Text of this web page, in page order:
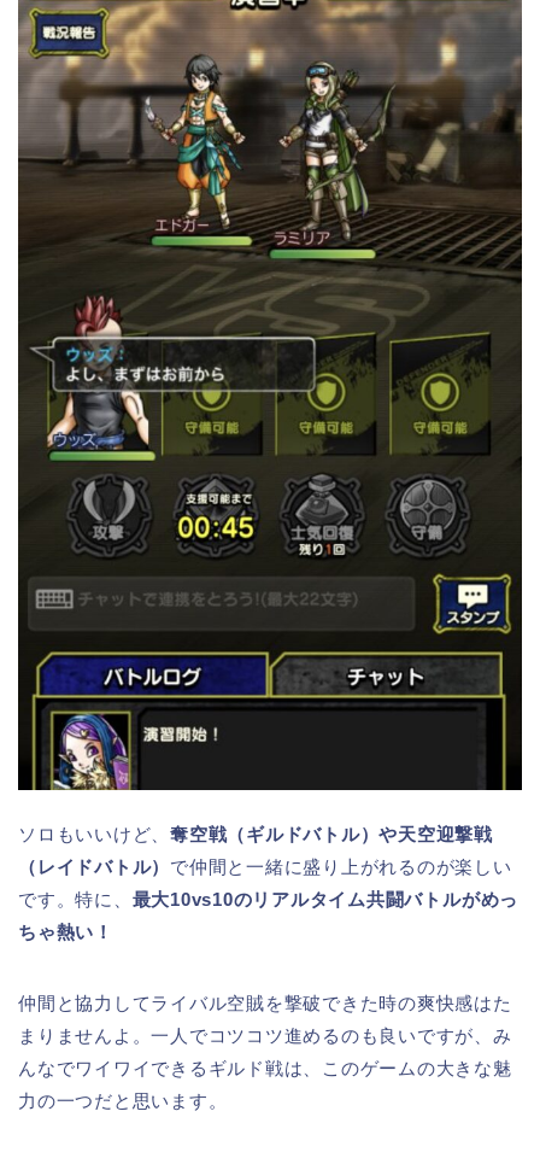
ソロもいいけど、奪空戦（ギルドバトル）や天空迎撃戦
（レイドバトル） で仲間と一緒に盛り上がれるのが楽しい
です。特に、 最大10vs10のリアルタイム共闘バトルがめっ
ちゃ熱い！
仲間と協力してライバル空賊を撃破できた時の爽快感はた
まりませんよ。一人でコツコツ進めるのも良いですが、み
んなでワイワイできるギルド戦は、このゲームの大きな魅
力の一つだと思います。